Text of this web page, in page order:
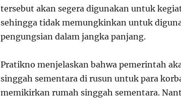
tersebut akan segera digunakan untuk
sehingga tidak memungkinkan untuk
pengungsian dalam jangka panjang.
Pratikno menjelaskan bahwa pemerintah
singgah sementara di rusun untuk para
memikirkan rumah singgah sementara.